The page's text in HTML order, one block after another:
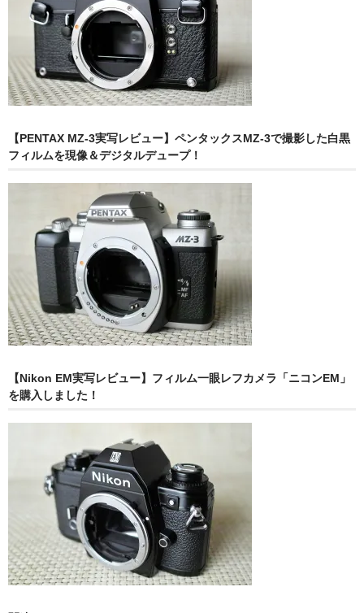
【PENTAX MZ-3実写レビュー】ペンタックスMZ-3で撮影した白黒
フィルムを現像＆デジタルデュープ！
【Nikon EM実写レビュー】フィルム一眼レフカメラ「ニコンEM」
を購入しました！